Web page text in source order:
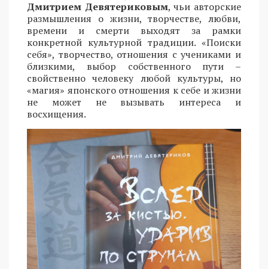
Дмитрием Девятериковым, чьи авторские
размышления о жизни, творчестве, любви,
времени и смерти выходят за рамки
конкретной культурной традиции. «Поиски
себя», творчество, отношения с учениками и
близкими, выбор собственного пути –
свойственно человеку любой культуры, но
«магия» японского отношения к себе и жизни
не может не вызывать интереса и
восхищения.